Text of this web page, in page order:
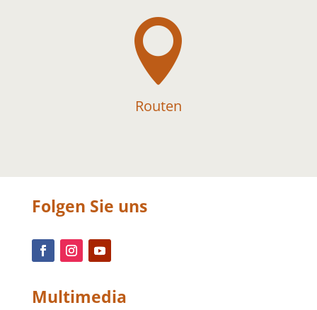

Routen
Folgen Sie uns
Multimedia